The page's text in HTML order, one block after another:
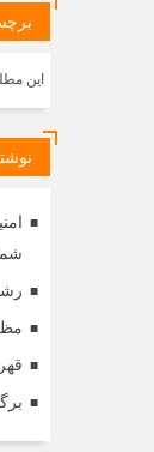
این
رشد ۲۱ درصدی صدور مجوز رسانه‌ها در خراسان شمالی / فعالیت ۱۳